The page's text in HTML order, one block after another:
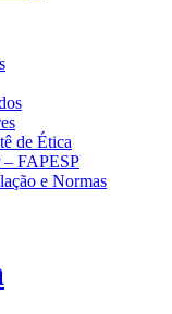
de Ética
FAPESP
e Normas